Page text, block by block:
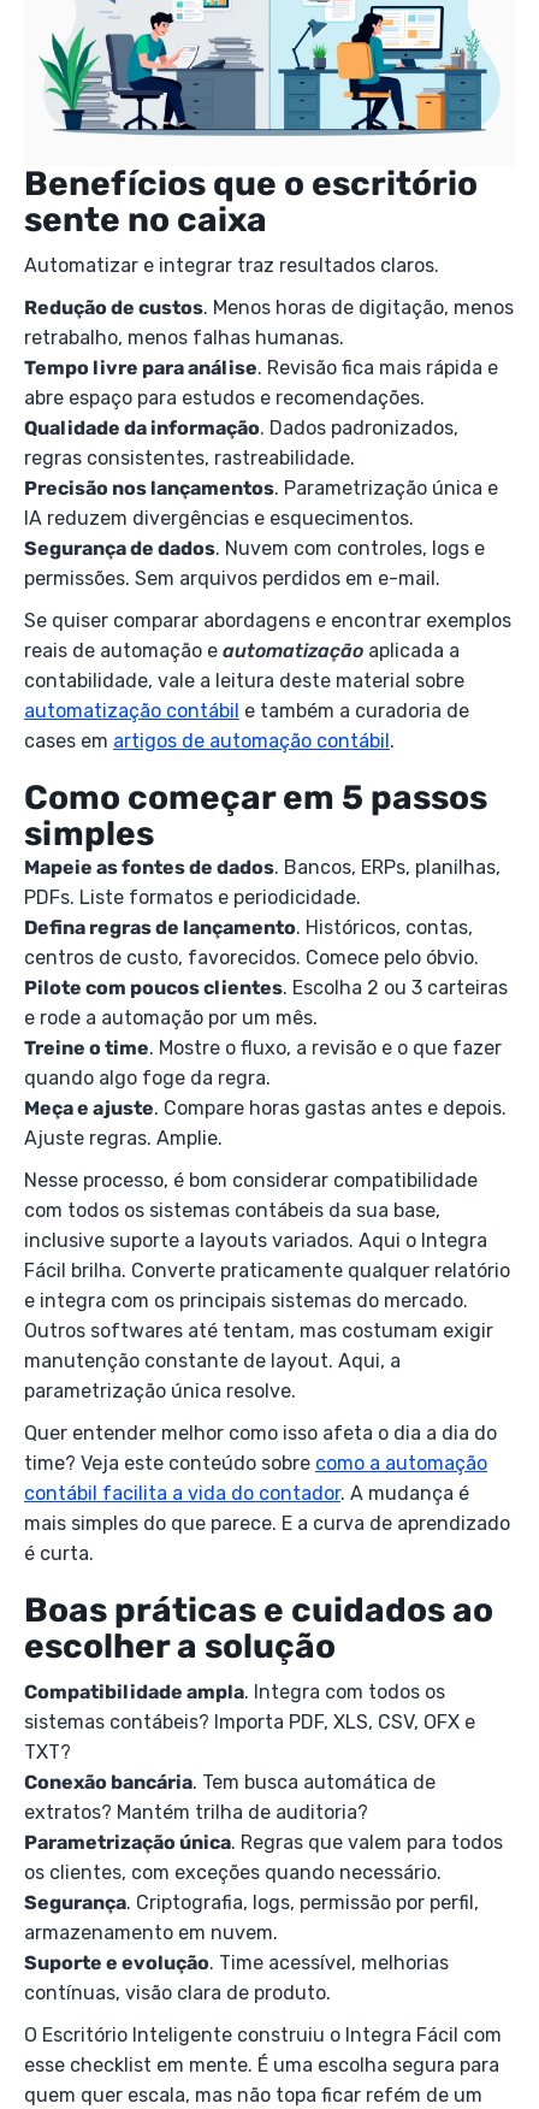
Benefícios que o escritório
sente no caixa
Automatizar e integrar traz resultados claros.
Redução de custos. Menos horas de digitação, menos
retrabalho, menos falhas humanas.
Tempo livre para análise. Revisão fica mais rápida e
abre espaço para estudos e recomendações.
Qualidade da informação. Dados padronizados,
regras consistentes, rastreabilidade.
Precisão nos lançamentos. Parametrização única e
IA reduzem divergências e esquecimentos.
Segurança de dados. Nuvem com controles, logs e
permissões. Sem arquivos perdidos em e-mail.
Se quiser comparar abordagens e encontrar exemplos
reais de automação e automatização aplicada a
contabilidade, vale a leitura deste material sobre
automatização contábil e também a curadoria de
cases em artigos de automação contábil .
Como começar em 5 passos
simples
Mapeie as fontes de dados. Bancos, ERPs, planilhas,
PDFs. Liste formatos e periodicidade.
Defina regras de lançamento. Históricos, contas,
centros de custo, favorecidos. Comece pelo óbvio.
Pilote com poucos clientes. Escolha 2 ou 3 carteiras
e rode a automação por um mês.
Treine o time. Mostre o fluxo, a revisão e o que fazer
quando algo foge da regra.
Meça e ajuste. Compare horas gastas antes e depois.
Ajuste regras. Amplie.
Nesse processo, é bom considerar compatibilidade
com todos os sistemas contábeis da sua base,
inclusive suporte a layouts variados. Aqui o Integra
Fácil brilha. Converte praticamente qualquer relatório
e integra com os principais sistemas do mercado.
Outros softwares até tentam, mas costumam exigir
manutenção constante de layout. Aqui, a
parametrização única resolve.
Quer entender melhor como isso afeta o dia a dia do
time? Veja este conteúdo sobre como a automação
contábil facilita a vida do contador. A mudança é
mais simples do que parece. E a curva de aprendizado
é curta.
Boas práticas e cuidados ao
escolher a solução
Compatibilidade ampla. Integra com todos os
sistemas contábeis? Importa PDF, XLS, CSV, OFX e
TXT?
Conexão bancária. Tem busca automática de
extratos? Mantém trilha de auditoria?
Parametrização única. Regras que valem para todos
os clientes, com exceções quando necessário.
Segurança. Criptografia, logs, permissão por perfil,
armazenamento em nuvem.
Suporte e evolução. Time acessível, melhorias
contínuas, visão clara de produto.
O Escritório Inteligente construiu o Integra Fácil com
esse checklist em mente. É uma escolha segura para
quem quer escala, mas não topa ficar refém de um